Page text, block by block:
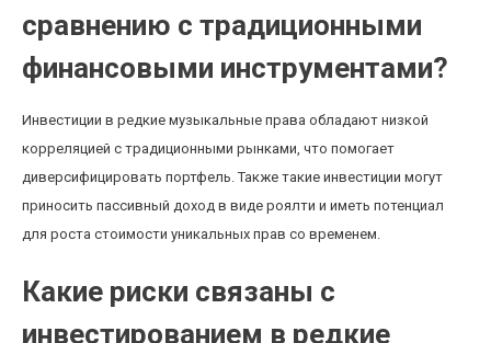
сравнению с традиционными
финансовыми инструментами?
Инвестиции в редкие музыкальные права обладают низкой
корреляцией с традиционными рынками, что помогает
диверсифицировать портфель. Также такие инвестиции могут
приносить пассивный доход в виде роялти и иметь потенциал
для роста стоимости уникальных прав со временем.
Какие риски связаны с
инвестированием в редкие